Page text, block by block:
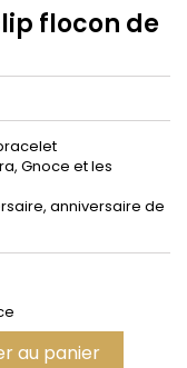
flocon de
Gnoce et les
anniversaire de
au panier